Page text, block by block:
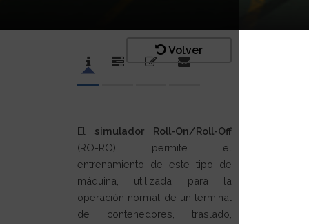
Volver
El simulador Roll-On/Roll-Off
(RO-RO) permite el
entrenamiento de este tipo de
máquina, utilizada para la
operación normal de un terminal
de contenedores, traslado,